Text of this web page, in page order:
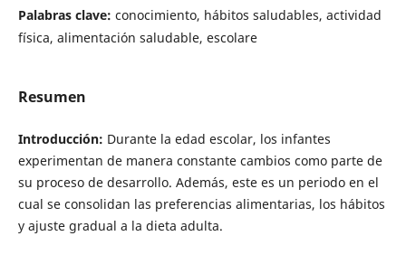
Palabras clave: conocimiento, hábitos saludables, actividad
física, alimentación saludable, escolare
Resumen
Introducción: Durante la edad escolar, los infantes
experimentan de manera constante cambios como parte de
su proceso de desarrollo. Además, este es un periodo en el
cual se consolidan las preferencias alimentarias, los hábitos
y ajuste gradual a la dieta adulta.